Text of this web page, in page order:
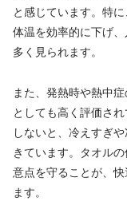
と感じています。特
体温を効率的に下げ
多く見られます。
また、発熱時や熱中
としても高く評価さ
しないと、冷えすぎ
きています。タオル
意点を守ることが、
ます。